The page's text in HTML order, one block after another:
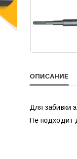
ОПИСАНИЕ
Для забивки
Не подходит